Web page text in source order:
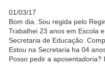
01/03/17
Bom dia. Sou regida pelo
Trabalhei 23 anos em Escola
Secretaria de Educação.
Estou na Secretaria ha 04
Posso pedir a aposentadoria?